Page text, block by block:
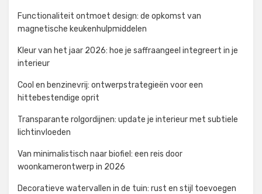
Functionaliteit ontmoet design: de opkomst van
magnetische keukenhulpmiddelen
Kleur van het jaar 2026: hoe je saffraangeel integreert in je
interieur
Cool en benzinevrij: ontwerpstrategieën voor een
hittebestendige oprit
Transparante rolgordijnen: update je interieur met subtiele
lichtinvloeden
Van minimalistisch naar biofiel: een reis door
woonkamerontwerp in 2026
Decoratieve watervallen in de tuin: rust en stijl toevoegen